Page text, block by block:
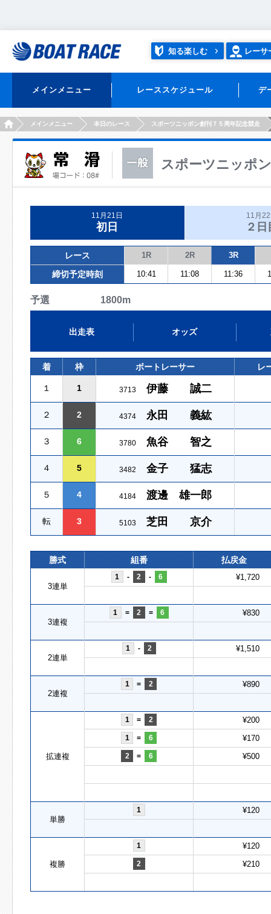
知る楽しむ レーサ
メインメニュー レーススケジュール デ
HOMEメインメニュー 本日のレース スポーツニッポン創刊７５周年記念競走
スポーツニッポ
11月21日
初日
11月
２日
レース 1R 2R 3R
締切予定時刻 10:41 11:08 11:36
予選 1800m
出走表 オッズ
着 枠 ボートレーサー レ
１ 1 3713 伊藤 誠二
２ 2 4374 永田 義紘
３ 6 3780 魚谷 智之
４ 5 3482 金子 猛志
５ 4 4184 渡邊 雄一郎
転 3 5103 芝田 京介
勝式 組番 払戻金
3連単
1 - 2 - 6 ¥1,720
3連複
1 = 2 = 6 ¥830
2連単
1 - 2 ¥1,510
2連複
1 = 2 ¥890
拡連複
1 = 2 ¥200
1 = 6 ¥170
2 = 6 ¥500
単勝
1 ¥120
複勝
1 ¥120
2 ¥210